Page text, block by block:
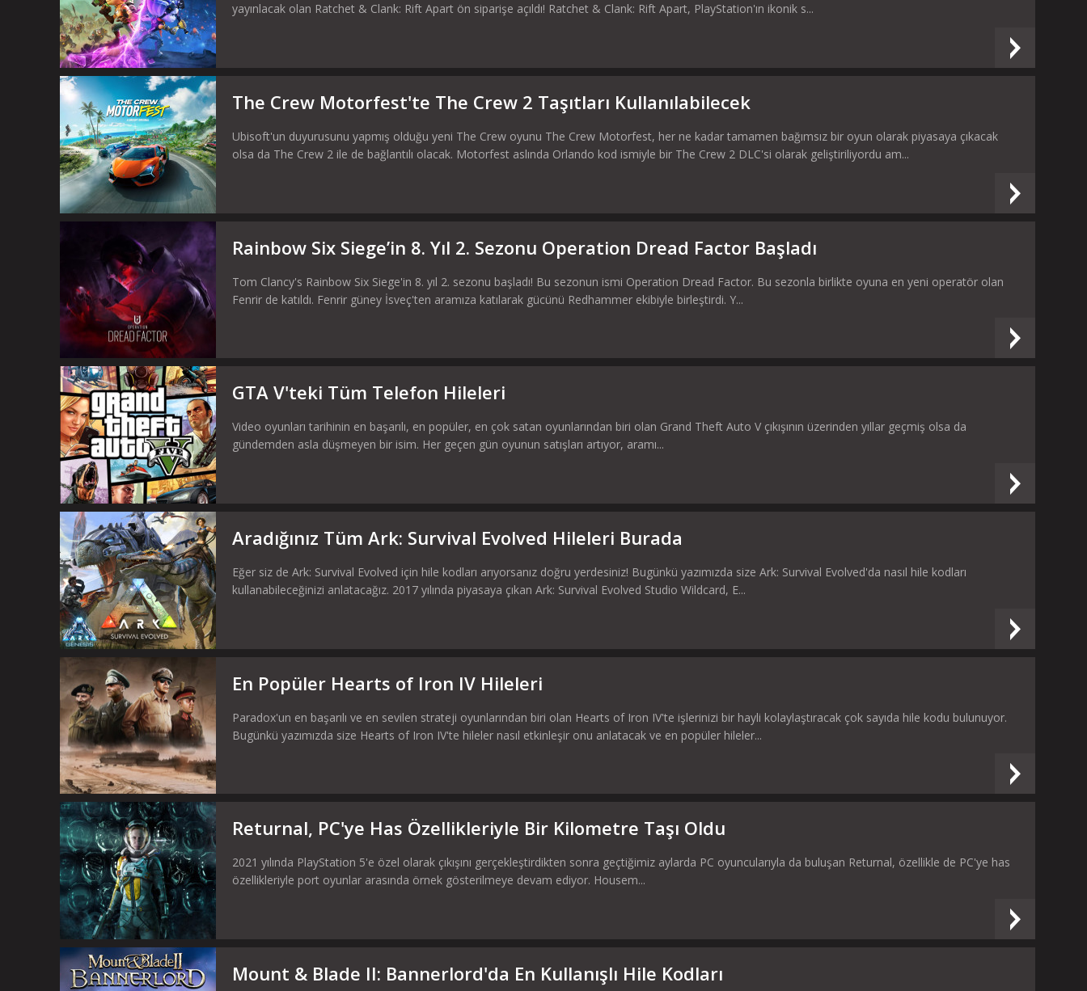
yayınlacak olan Ratchet & Clank: Rift Apart ön siparişe açıldı! Ratchet & Clank: Rift Apart, PlayStation'ın ikonik s...
The Crew Motorfest'te The Crew 2 Taşıtları Kullanılabilecek
Ubisoft'un duyurusunu yapmış olduğu yeni The Crew oyunu The Crew Motorfest, her ne kadar tamamen bağımsız bir oyun olarak piyasaya çıkacak
olsa da The Crew 2 ile de bağlantılı olacak. Motorfest aslında Orlando kod ismiyle bir The Crew 2 DLC'si olarak geliştiriliyordu am...
Rainbow Six Siege’in 8. Yıl 2. Sezonu Operation Dread Factor Başladı
Tom Clancy's Rainbow Six Siege'in 8. yıl 2. sezonu başladı! Bu sezonun ismi Operation Dread Factor. Bu sezonla birlikte oyuna en yeni operatör olan
Fenrir de katıldı. Fenrir güney İsveç'ten aramıza katılarak gücünü Redhammer ekibiyle birleştirdi. Y...
GTA V'teki Tüm Telefon Hileleri
Video oyunları tarihinin en başarılı, en popüler, en çok satan oyunlarından biri olan Grand Theft Auto V çıkışının üzerinden yıllar geçmiş olsa da
gündemden asla düşmeyen bir isim. Her geçen gün oyunun satışları artıyor, aramı...
Aradığınız Tüm Ark: Survival Evolved Hileleri Burada
Eğer siz de Ark: Survival Evolved için hile kodları arıyorsanız doğru yerdesiniz! Bugünkü yazımızda size Ark: Survival Evolved'da nasıl hile kodları
kullanabileceğinizi anlatacağız. 2017 yılında piyasaya çıkan Ark: Survival Evolved Studio Wildcard, E...
En Popüler Hearts of Iron IV Hileleri
Paradox'un en başarılı ve en sevilen strateji oyunlarından biri olan Hearts of Iron IV'te işlerinizi bir hayli kolaylaştıracak çok sayıda hile kodu bulunuyor.
Bugünkü yazımızda size Hearts of Iron IV'te hileler nasıl etkinleşir onu anlatacak ve en popüler hileler...
Returnal, PC'ye Has Özellikleriyle Bir Kilometre Taşı Oldu
2021 yılında PlayStation 5'e özel olarak çıkışını gerçekleştirdikten sonra geçtiğimiz aylarda PC oyuncularıyla da buluşan Returnal, özellikle de PC'ye has
özellikleriyle port oyunlar arasında örnek gösterilmeye devam ediyor. Housem...
Mount & Blade II: Bannerlord'da En Kullanışlı Hile Kodları